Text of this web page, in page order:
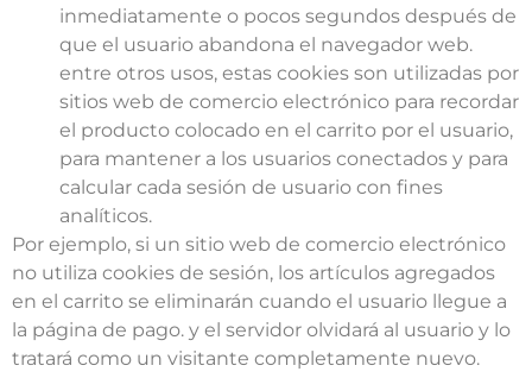
inmediatamente o pocos segundos después de
que el usuario abandona el navegador web.
entre otros usos, estas cookies son utilizadas por
sitios web de comercio electrónico para recordar
el producto colocado en el carrito por el usuario,
para mantener a los usuarios conectados y para
calcular cada sesión de usuario con fines
analíticos.
Por ejemplo, si un sitio web de comercio electrónico
no utiliza cookies de sesión, los artículos agregados
en el carrito se eliminarán cuando el usuario llegue a
la página de pago. y el servidor olvidará al usuario y lo
tratará como un visitante completamente nuevo.